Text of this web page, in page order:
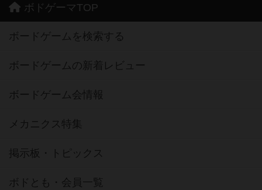
ボドゲーマTOP
ボードゲームを検索する
ボードゲームの新着レビュー
ボードゲーム会情報
メカニクス特集
掲示板・トピックス
ボドとも・会員一覧